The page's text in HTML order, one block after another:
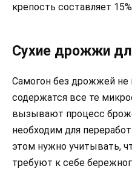
крепость составляет
Сухие дрожжи
Самогон без дрожжей не
содержатся все те
вызывают процесс
необходим для
этом нужно учитывать,
требуют к себе